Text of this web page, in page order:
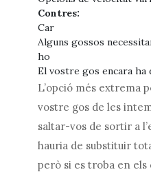
Contres:
Car
Alguns gossos
ho
El vostre gos encara
L’opció més extrema
vostre gos de les
saltar-vos de sortir a
hauria de substituir
però si es troba en